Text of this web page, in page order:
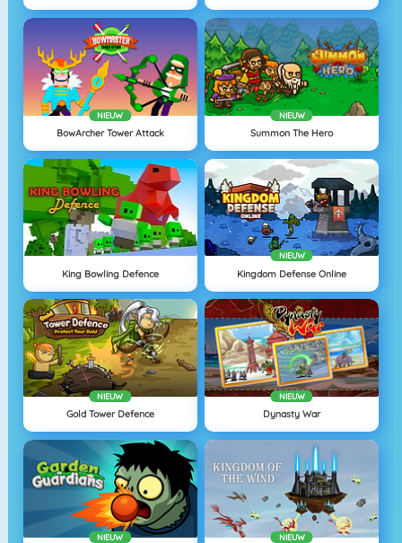
NIEUW
BowArcher Tower Attack
NIEUW
Summon The Hero
King Bowling Defence
NIEUW
Kingdom Defense Online
NIEUW
Gold Tower Defence
NIEUW
Dynasty War
NIEUW NIEUW